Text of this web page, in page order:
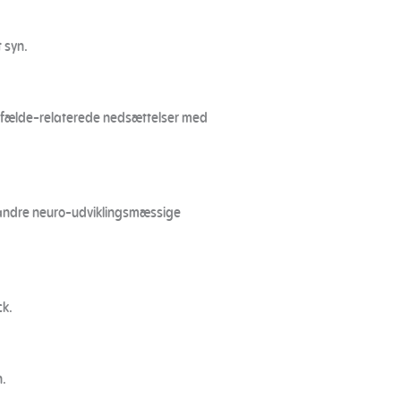
relaterede nedsættelser med
neuro-udviklingsmæssige